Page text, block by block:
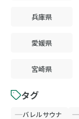
兵庫県
愛媛県
宮崎県
タグ
バレルサウナ